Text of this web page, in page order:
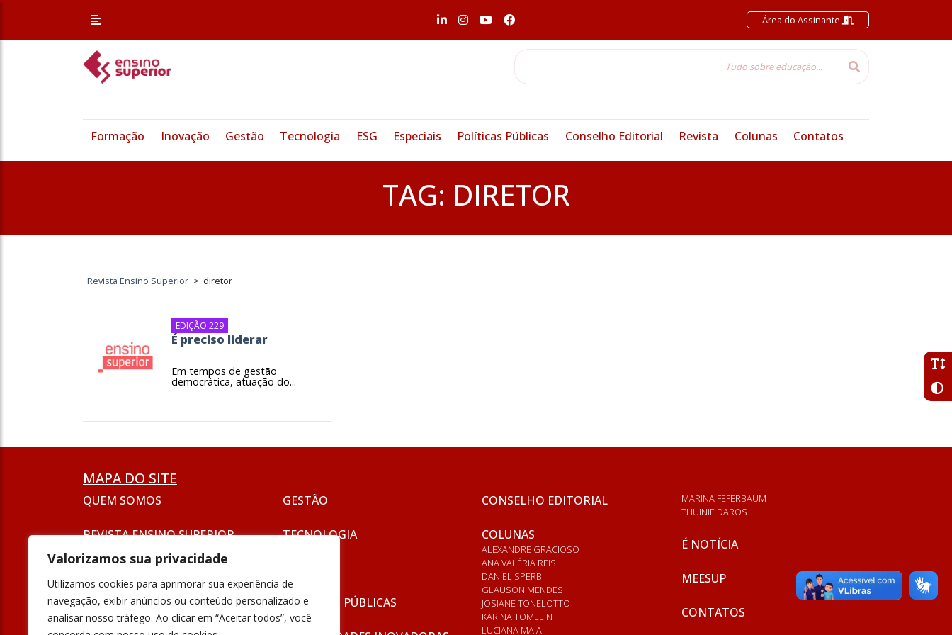
Valorizamos sua privacidade
Utilizamos cookies para aprimorar sua experiência de
navegação, exibir anúncios ou conteúdo personalizado e
analisar nosso tráfego. Ao clicar em “Aceitar todos”, você
Área do Assinante
Formação Inovação Gestão Tecnologia ESG Especiais Políticas Públicas Conselho Editorial Revista Colunas Contatos
TAG: DIRETOR
Revista Ensino Superior > diretor
EDIÇÃO 229
É preciso liderar
Em tempos de gestão
democrática, atuação do...
MAPA DO SITE
QUEM SOMOS
REVISTA ENSINO SUPERIOR
SEJA UM ANUNCIANTE
FORMAÇÃO
INOVAÇÃO
GESTÃO
TECNOLOGIA
POLÍTICAS PÚBLICAS
CONSELHO EDITORIAL
COLUNAS
ALEXANDRE GRACIOSO
ANA VALÉRIA REIS
DANIEL SPERB
GLAUSON MENDES
JOSIANE TONELOTTO
KARINA TOMELIN
LUCIANA MAIA
MARINA FEFERBAUM
THUINIE DAROS
É NOTÍCIA
MEESUP
CONTATOS